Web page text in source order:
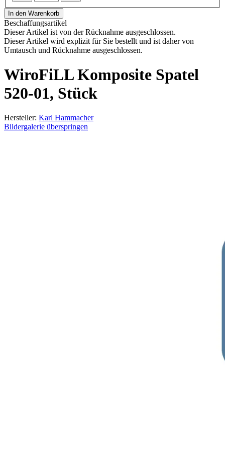
In den Warenkorb
Beschaffungsartikel
Dieser Artikel ist von der Rücknahme ausgeschlossen.
Dieser Artikel wird explizit für Sie bestellt und ist daher von
Umtausch und Rücknahme ausgeschlossen.
WiroFiLL Komposite Spatel
520-01, Stück
Hersteller: Karl Hammacher
Bildergalerie überspringen